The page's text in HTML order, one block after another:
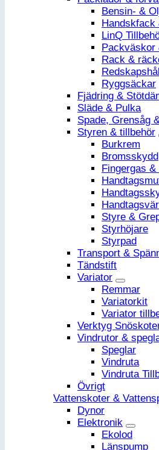
Bensin- &
Handskfack
LinQ
Packväskor
Rack &
Ryggsäckar
Fjädring &
Släde & Pulka
Spade, Grensåg
Styren & tillbehör
Burkrem
Bromsskydd
Fingergas
Styre &
Styrhöjare
Styrpad
Transport &
Tändstift
Variator
Remmar
Variatorkit
Variator
Verktyg
Vindrutor &
Speglar
Vindruta
Vindruta
Övrigt
Vattenskoter &
Dynor
Elektronik
Ekolod
Länspump